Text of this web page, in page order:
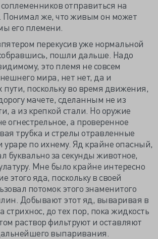
отправиться на
Понимал же, что живым он может
его племени.
перекусив уже нормальной
пошли дальше. Надо
это племя не совсем
мира, нет нет, да и
пути, поскольку во время движения,
мачете, сделанным не из
а из крепкой стали. Но оружие
огнестрельное, а проверенное
трубка и стрелы отравленные
ураре по ихнему. Яд крайне опасный,
буквально за секунды животное,
Мне было крайне интересно
этого яда, поскольку в своей
потомок этого знаменитого
Добывают этот яд, вываривая в
стрихнос, до тех пор, пока жидкость
раствор фильтруют и оставляют
выпаривания.